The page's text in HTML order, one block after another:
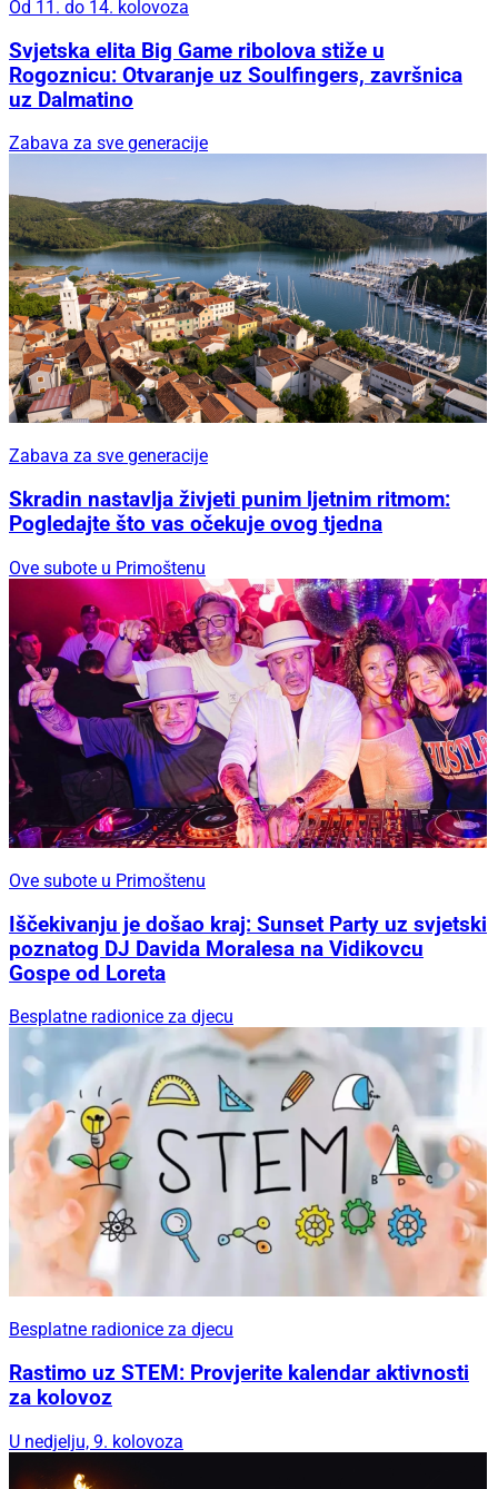
Od 11. do 14. kolovoza
Svjetska elita Big Game ribolova stiže u
Rogoznicu: Otvaranje uz Soulfingers, završnica
uz Dalmatino
Zabava za sve generacije
Zabava za sve generacije
Skradin nastavlja živjeti punim ljetnim ritmom:
Pogledajte što vas očekuje ovog tjedna
Ove subote u Primoštenu
Ove subote u Primoštenu
Iščekivanju je došao kraj: Sunset Party uz svjetski
poznatog DJ Davida Moralesa na Vidikovcu
Gospe od Loreta
Besplatne radionice za djecu
Besplatne radionice za djecu
Rastimo uz STEM: Provjerite kalendar aktivnosti
za kolovoz
U nedjelju, 9. kolovoza